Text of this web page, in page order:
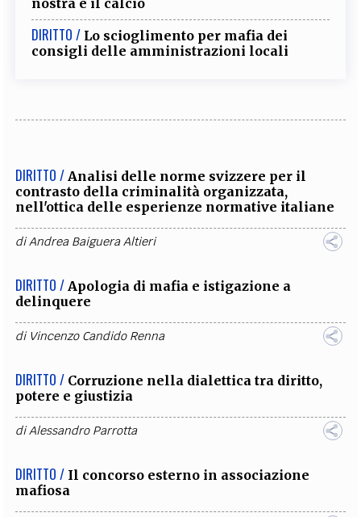
nostra e il calcio
DIRITTO / Lo scioglimento per mafia dei
consigli delle amministrazioni locali
DIRITTO / Analisi delle norme svizzere per il
contrasto della criminalità organizzata,
nell'ottica delle esperienze normative italiane
diAndrea Baiguera Altieri
DIRITTO / Apologia di mafia e istigazione a
delinquere
di Vincenzo Candido Renna
DIRITTO / Corruzione nella dialettica tra diritto,
potere e giustizia
diAlessandro Parrotta
DIRITTO / Il concorso esterno in associazione
mafiosa